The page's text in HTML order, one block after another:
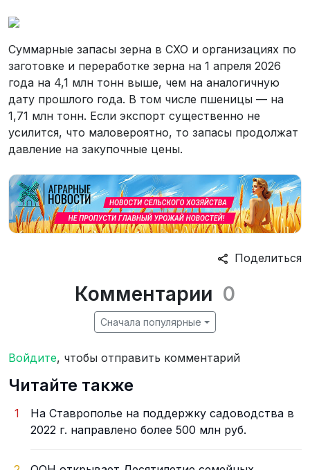
Суммарные запасы зерна в СХО и организациях по
заготовке и переработке зерна на 1 апреля 2026
года на 4,1 млн тонн выше, чем на аналогичную
дату прошлого года. В том числе пшеницы — на
1,71 млн тонн. Если экспорт существенно не
усилится, что маловероятно, то запасы продолжат
давление на закупочные цены.
Поделиться
Комментарии 0
Сначала популярные
Войдите, чтобы отправить комментарий
Читайте также
1
На Ставрополье на поддержку садоводства в
2022 г. направлено более 500 млн руб.